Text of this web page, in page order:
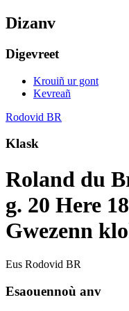
Dizanv
Digevreet
Krouiñ ur gont
Kevreañ
Rodovid BR
Klask
Roland du
g. 20 Here
Gwezenn
Eus Rodovid BR
Esaouennoù anv